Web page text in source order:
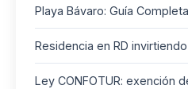
Playa Bávaro: Guía
Residencia en RD
Ley CONFOTUR: exención